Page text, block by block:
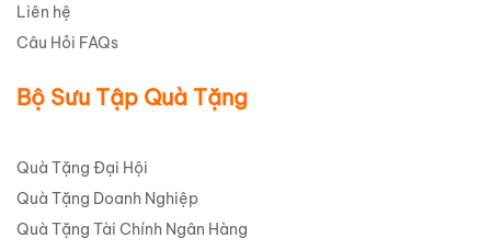
Liên hệ
Câu Hỏi FAQs
Bộ Sưu Tập Quà Tặng
Quà Tặng Đại Hội
Quà Tặng Doanh Nghiệp
Quà Tặng Tài Chính Ngân Hàng